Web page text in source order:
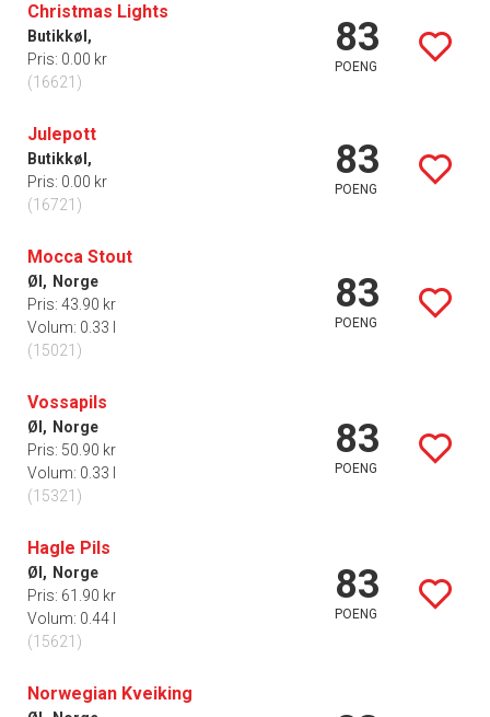
Christmas Lights
Butikkøl,
Pris: 0.00 kr
(16621)
83
POENG
Julepott
Butikkøl,
Pris: 0.00 kr
(16721)
83
POENG
Mocca Stout
Øl, Norge
Pris: 43.90 kr
Volum: 0.33 l
(15021)
83
POENG
Vossapils
Øl, Norge
Pris: 50.90 kr
Volum: 0.33 l
(15321)
83
POENG
Hagle Pils
Øl, Norge
Pris: 61.90 kr
Volum: 0.44 l
(15621)
83
POENG
Norwegian Kveiking